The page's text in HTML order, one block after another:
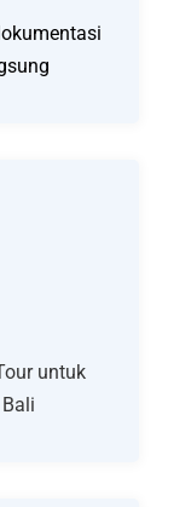
untuk